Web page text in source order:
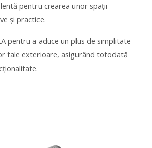
pentru crearea unor spații
și practice.
pentru a aduce un plus de simplitate
tale exterioare, asigurând totodată